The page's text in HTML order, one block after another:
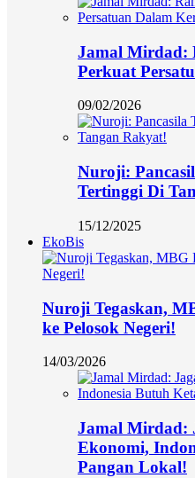
Jamal Mirdad:
Perkuat
09/02/2026
Nuroji:
Tertinggi Di
15/12/2025
EkoBis
Nuroji Tegaskan,
ke Pelosok Negeri!
14/03/2026
Jamal Mirdad:
Ekonomi,
Pangan Lokal!